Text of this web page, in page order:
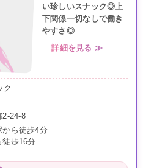
い珍しいスナック◎上
下関係一切なしで働き
やすさ◎
詳細を見る ≫
ク
2-24-8
から徒歩4分
歩16分